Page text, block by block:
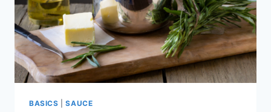
BASICS |SAUCE